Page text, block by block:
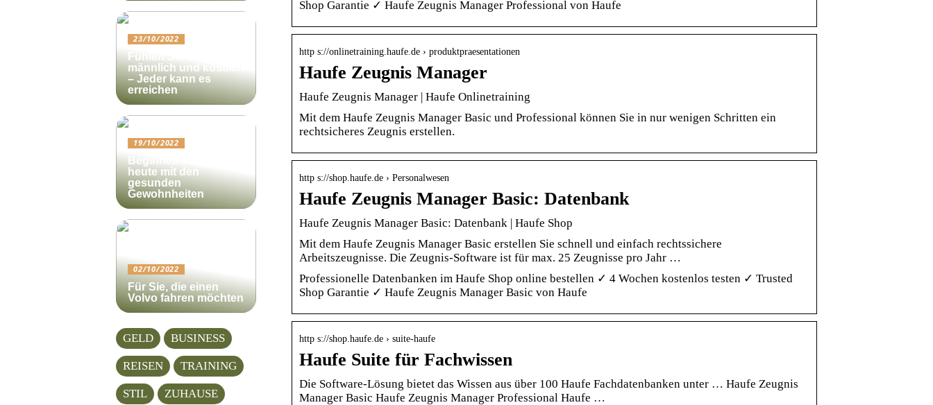
Shop Garantie ✓ Haufe Zeugnis Manager Professional von Haufe
http s://onlinetraining.haufe.de › produktpraesentationen
Haufe Zeugnis Manager
Haufe Zeugnis Manager | Haufe Onlinetraining
Mit dem Haufe Zeugnis Manager Basic und Professional können Sie in nur wenigen Schritten ein
rechtsicheres Zeugnis erstellen.
http s://shop.haufe.de › Personalwesen
Haufe Zeugnis Manager Basic: Datenbank
Haufe Zeugnis Manager Basic: Datenbank | Haufe Shop
Mit dem Haufe Zeugnis Manager Basic erstellen Sie schnell und einfach rechtssichere
Arbeitszeugnisse. Die Zeugnis-Software ist für max. 25 Zeugnisse pro Jahr …
Professionelle Datenbanken im Haufe Shop online bestellen ✓ 4 Wochen kostenlos testen ✓ Trusted
Shop Garantie ✓ Haufe Zeugnis Manager Basic von Haufe
http s://shop.haufe.de › suite-haufe
Haufe Suite für Fachwissen
Die Software-Lösung bietet das Wissen aus über 100 Haufe Fachdatenbanken unter … Haufe Zeugnis
Manager Basic Haufe Zeugnis Manager Professional Haufe …
23/10/2022
Fühlen Sie sich
männlich und köstlich
– Jeder kann es
erreichen
19/10/2022
Beginnen Sie noch
heute mit den
gesunden
Gewohnheiten
02/10/2022
Für Sie, die einen
Volvo fahren möchten
GELD BUSINESS
REISEN TRAINING
STIL ZUHAUSE